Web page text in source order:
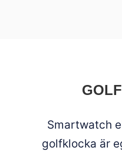
Smartwatch
golfklocka är